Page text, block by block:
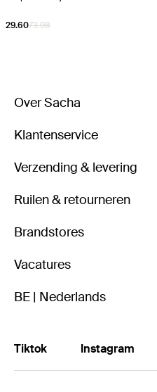
73.98
29.60
Over Sacha
Klantenservice
Verzending & levering
Ruilen & retourneren
Brandstores
Vacatures
BE | Nederlands
Tiktok Instagram